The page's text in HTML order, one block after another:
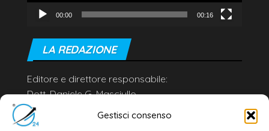
Gestisci consenso
00:00 00:16
LA REDAZIONE
Editore e direttore responsabile:
Dott. Daniele G. Masciullo
Email:
redazione@galatina24.it